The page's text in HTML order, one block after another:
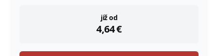
již od
4,64€
instock